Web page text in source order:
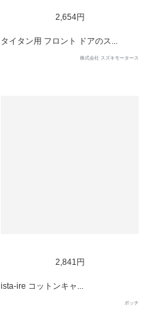
2,654円
タイタン用 フロント ドアのス...
株式会社 スズキモータース
2,841円
ista-ire コットンキャ...
ポッチ